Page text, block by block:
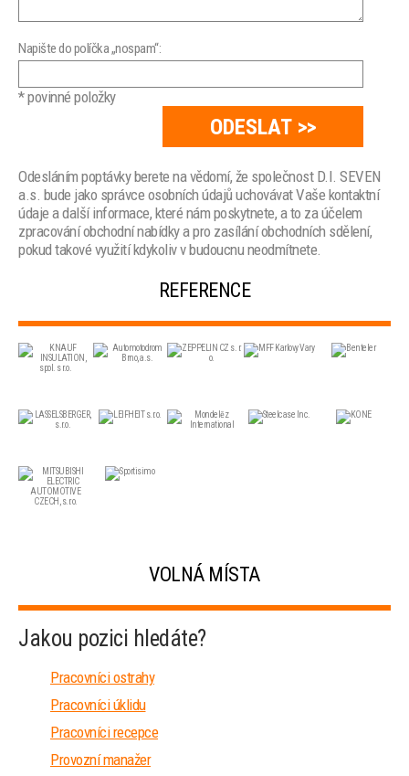
Napište do políčka „nospam“:
* povinné položky
Odesláním poptávky berete na vědomí, že společnost D.I. SEVEN
a.s. bude jako správce osobních údajů uchovávat Vaše kontaktní
údaje a další informace, které nám poskytnete, a to za účelem
zpracování obchodní nabídky a pro zasílání obchodních sdělení,
pokud takové využití kdykoliv v budoucnu neodmítnete.
REFERENCE
VOLNÁ MÍSTA
Jakou pozici hledáte?
Pracovníci ostrahy
Pracovníci úklidu
Pracovníci recepce
Provozní manažer